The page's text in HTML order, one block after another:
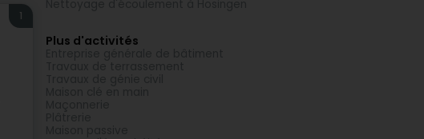
1
Plus d'activités